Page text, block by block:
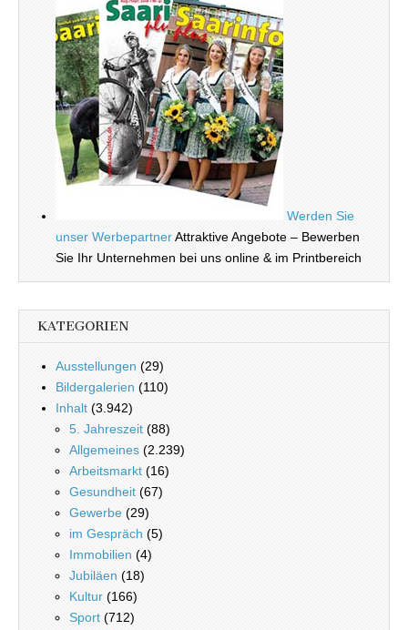
Werden Sie
unser WerbepartnerAttraktive Angebote – Bewerben
Sie Ihr Unternehmen bei uns online & im Printbereich
KATEGORIEN
Ausstellungen (29)
Bildergalerien (110)
Inhalt (3.942)
5. Jahreszeit (88)
Allgemeines (2.239)
Arbeitsmarkt (16)
Gesundheit (67)
Gewerbe (29)
im Gespräch (5)
Immobilien (4)
Jubiläen (18)
Kultur (166)
Sport (712)